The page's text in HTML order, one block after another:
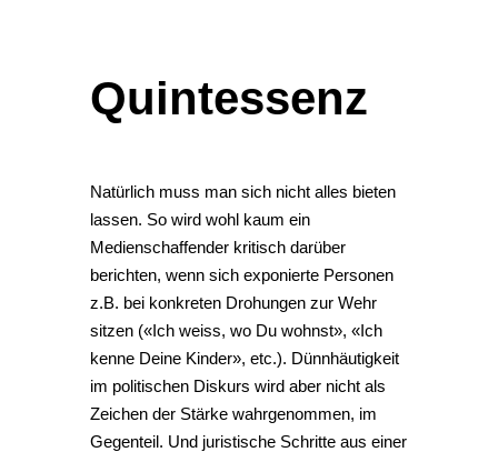
Quintessenz
Natürlich muss man sich nicht alles bieten
lassen. So wird wohl kaum ein
Medienschaffender kritisch darüber
berichten, wenn sich exponierte Personen
z.B. bei konkreten Drohungen zur Wehr
sitzen («Ich weiss, wo Du wohnst», «Ich
kenne Deine Kinder», etc.). Dünnhäutigkeit
im politischen Diskurs wird aber nicht als
Zeichen der Stärke wahrgenommen, im
Gegenteil. Und juristische Schritte aus einer